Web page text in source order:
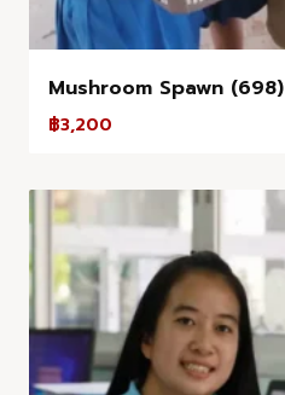
Mushroom Spawn (698)
฿3,200